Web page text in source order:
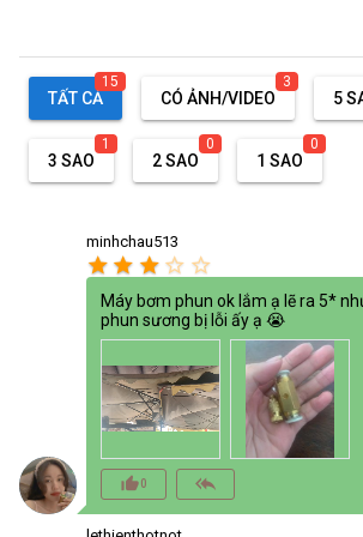
TẤT CẢ
15
CÓ ẢNH/VIDEO
3
5
3 SAO
1
2 SAO
0
1 SAO
0
minhchau513
star star star star_border star_border
Máy bơm phun ok lắm ạ lẽ ra 5*
phun sương bị lỗi ấy ạ 😭
thumb_up_alt0 reply_all